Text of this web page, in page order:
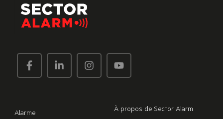
Alarme
À propos de Sector Alarm